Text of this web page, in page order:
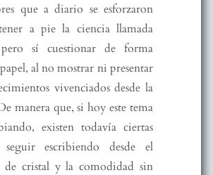
que a diario se esforzaron
a pie la ciencia llamada
sí cuestionar de forma
al no mostrar ni presentar
vivenciados desde la
manera que, si hoy este tema
existen todavía ciertas
escribiendo desde el
de cristal y la comodidad sin